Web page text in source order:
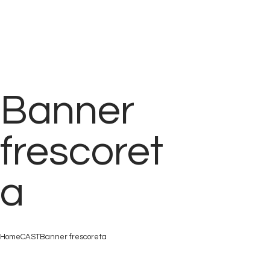
Banner
frescoret
a
HomeCASTBanner frescoreta